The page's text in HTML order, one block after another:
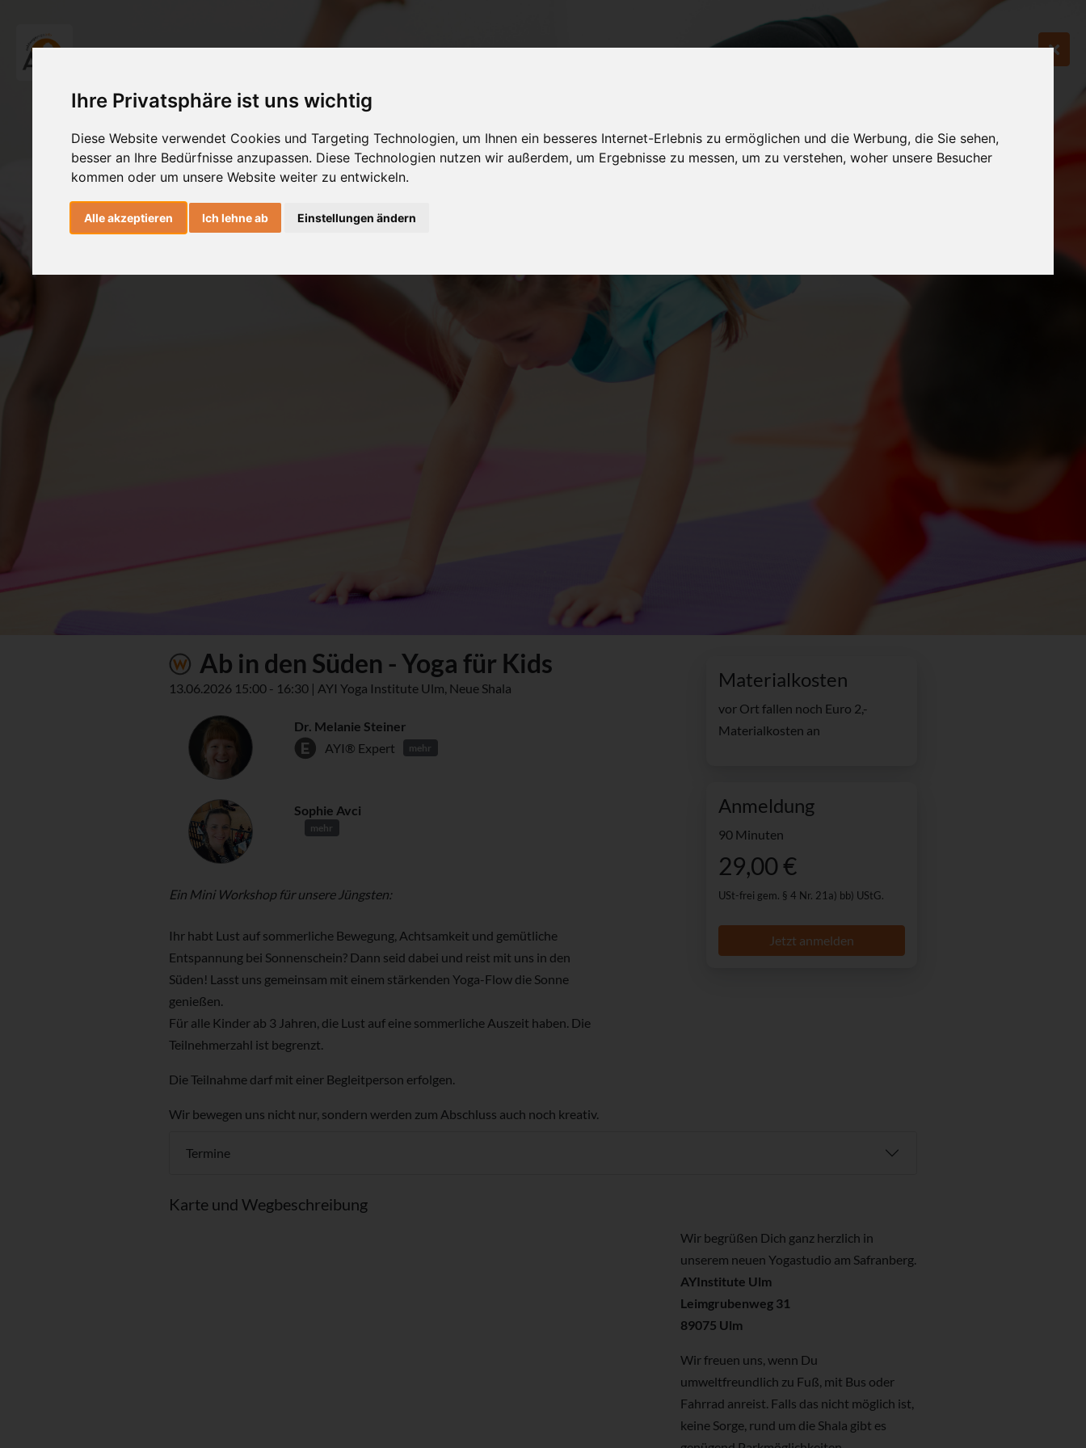
Ihre Privatsphäre ist uns wichtig
Diese Website verwendet Cookies und Targeting Technologien, um Ihnen ein besseres Internet-Erlebnis zu ermöglichen und die Werbung, die Sie sehen,
besser an Ihre Bedürfnisse anzupassen. Diese Technologien nutzen wir außerdem, um Ergebnisse zu messen, um zu verstehen, woher unsere Besucher
kommen oder um unsere Website weiter zu entwickeln.
Alle akzeptieren Ich lehne ab Einstellungen ändern
Materialkosten
vor Ort fallen noch Euro 2,-
Materialkosten an
Anmeldung
90 Minuten
29,00 €
USt-frei gem. § 4 Nr. 21a) bb) UStG.
Jetzt anmelden
Ab in den Süden - Yoga für Kids
13.06.2026 15:00 - 16:30 | AYI Yoga Institute Ulm, Neue Shala
Dr. Melanie Steiner
AYI® Expert
mehr
Sophie Avci
mehr
Ein Mini Workshop für unsere Jüngsten:
Ihr habt Lust auf sommerliche Bewegung, Achtsamkeit und gemütliche
Entspannung bei Sonnenschein? Dann seid dabei und reist mit uns in den
Süden! Lasst uns gemeinsam mit einem stärkenden Yoga-Flow die Sonne
genießen.
Für alle Kinder ab 3 Jahren, die Lust auf eine sommerliche Auszeit haben. Die
Teilnehmerzahl ist begrenzt.
Die Teilnahme darf mit einer Begleitperson erfolgen.
Wir bewegen uns nicht nur, sondern werden zum Abschluss auch noch kreativ.
Termine
Karte und Wegbeschreibung
Wir begrüßen Dich ganz herzlich in
unserem neuen Yogastudio am Safranberg.
AYInstitute Ulm
Leimgrubenweg 31
89075 Ulm
Wir freuen uns, wenn Du
umweltfreundlich zu Fuß, mit Bus oder
Fahrrad anreist. Falls das nicht möglich ist,
keine Sorge, rund um die Shala gibt es